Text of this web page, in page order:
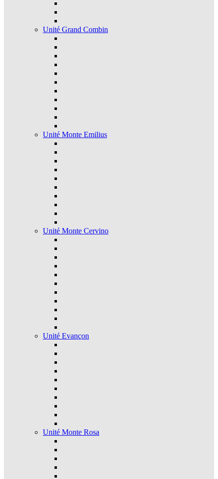
Unité Grand Combin
Unité Monte Emilius
Unité Monte Cervino
Unité Evançon
Unité Monte Rosa